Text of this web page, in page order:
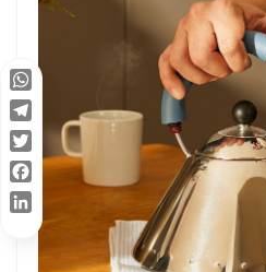
WhatsApp
Telegram
Twitter
Facebook
LinkedIn